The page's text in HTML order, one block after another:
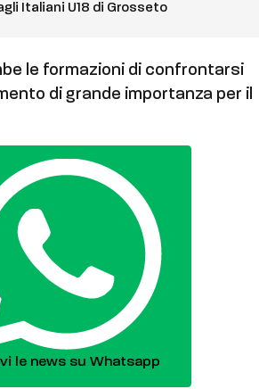
Italiani U18 di Grosseto
le formazioni di confrontarsi
di grande importanza per il
le news su Whatsapp